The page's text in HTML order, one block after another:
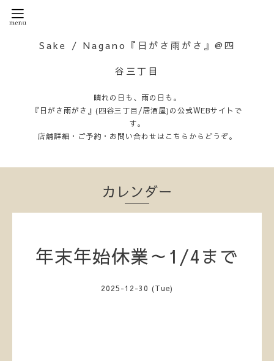
Sake / Nagano『日がさ雨がさ』@四
谷三丁目
晴れの日も、雨の日も。
『日がさ雨がさ』(四谷三丁目/居酒屋)の公式WEBサイトで
す。
店舗詳細・ご予約・お問い合わせはこちらからどうぞ。
カレンダー
年末年始休業～1/4まで
2025-12-30 (Tue)